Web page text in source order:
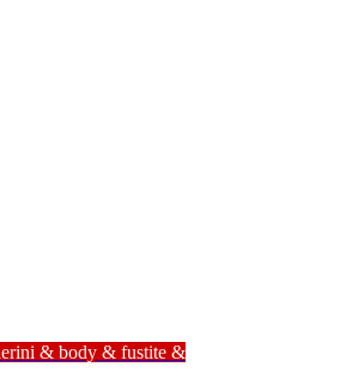
& body & fustite &